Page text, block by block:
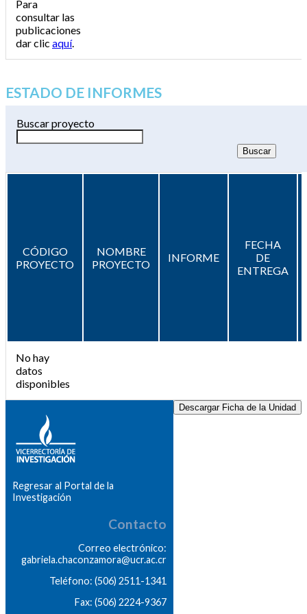
Para
consultar las
publicaciones
dar clic aquí.
ESTADO DE INFORMES
Buscar proyecto
CÓDIGO
PROYECTO
NOMBRE
PROYECTO
INFORME
FECHA
DE
ENTREGA
No hay
datos
disponibles
Descargar Ficha de la Unidad
Regresar al Portal de la
Investigación
Contacto
Correo electrónico:
gabriela.chaconzamora@ucr.ac.cr
Teléfono: (506) 2511-1341
Fax: (506) 2224-9367